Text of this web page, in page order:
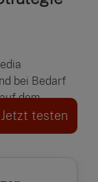
testen
bei Bedarf
dem